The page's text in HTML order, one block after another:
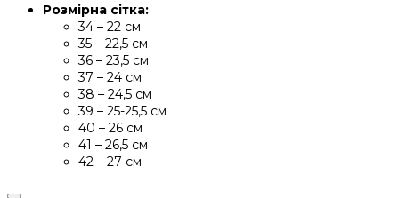
Розмірна сітка:
34 – 22 см
35 – 22,5 см
36 – 23,5 см
37 – 24 см
38 – 24,5 см
39 – 25-25,5 см
40 – 26 см
41 – 26,5 см
42 – 27 см